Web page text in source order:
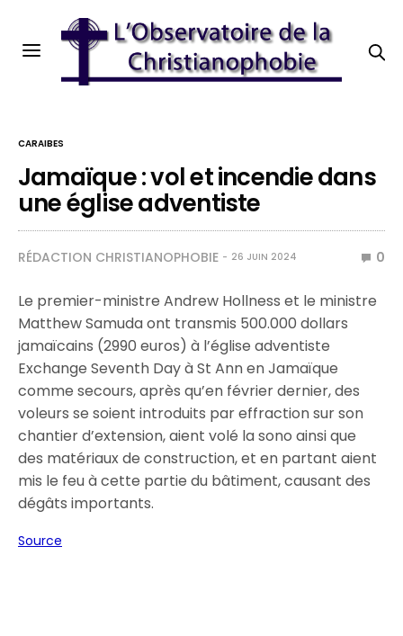
CARAIBES
Jamaïque : vol et incendie dans
une église adventiste
RÉDACTION CHRISTIANOPHOBIE 26 JUIN 2024 0
Le premier-ministre Andrew Hollness et le ministre
Matthew Samuda ont transmis 500.000 dollars
jamaïcains (2990 euros) à l’église adventiste
Exchange Seventh Day à St Ann en Jamaïque
comme secours, après qu’en février dernier, des
voleurs se soient introduits par effraction sur son
chantier d’extension, aient volé la sono ainsi que
des matériaux de construction, et en partant aient
mis le feu à cette partie du bâtiment, causant des
dégâts importants.
Source